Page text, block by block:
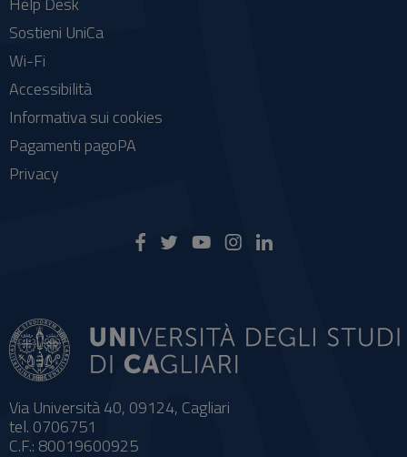
Via Università 40, 09124, Cagliari
tel. 0706751
C.F.: 80019600925
Sostieni UniCa
Wi-Fi
Accessibilità
Informativa sui cookies
Pagamenti pagoPA
Privacy